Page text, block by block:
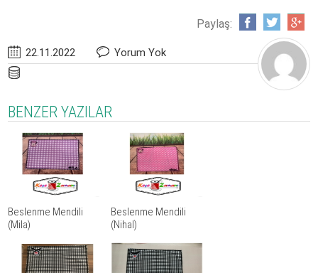
Paylaş:
22.11.2022 Yorum Yok
BENZER YAZILAR
Beslenme Mendili
(Mila)
Beslenme Mendili
(Nihal)